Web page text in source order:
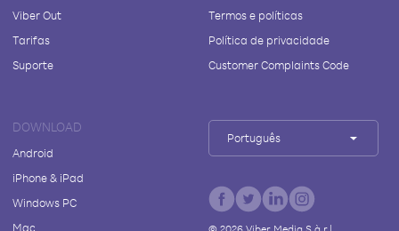
Viber Out
Tarifas
Suporte
Termos e políticas
Política de privacidade
Customer Complaints Code
DOWNLOAD
Android
iPhone & iPad
Windows PC
Mac
Português